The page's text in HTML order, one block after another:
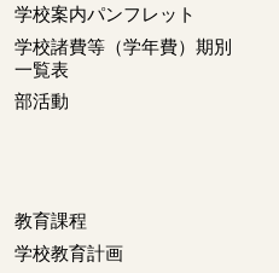
学校案内パンフレット
学校諸費等（学年費）期別
一覧表
部活動
教育課程
学校教育計画